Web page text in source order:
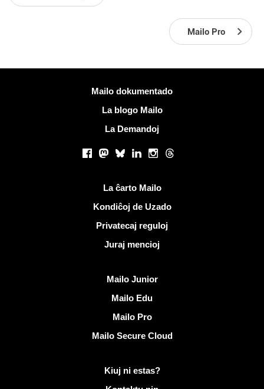
Mailo Pro
Mailo dokumentado
La blogo Mailo
La Demandoj
Facebook
Mastodon
BlueskyLinkedInInstagram
Threads
La ĉarto Mailo
Kondiĉoj de Uzado
Privatecaj reguloj
Juraj mencioj
Mailo Junior
Mailo Edu
Mailo Pro
Mailo Secure Cloud
Kiuj ni estas?